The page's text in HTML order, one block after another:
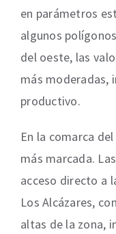
en parámetros
algunos
del oeste, las
más moderadas,
productivo.
En la comarca
más marcada.
acceso directo a
Los Alcázares,
altas de la zona,